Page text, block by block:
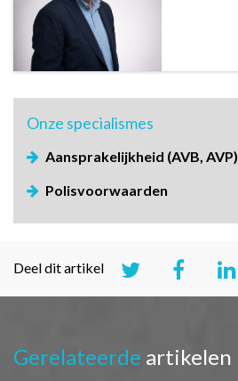
Onze specialismes
Aansprakelijkheid (AVB, AVP)
Polisvoorwaarden
Deel dit artikel
Gerelateerde artikelen